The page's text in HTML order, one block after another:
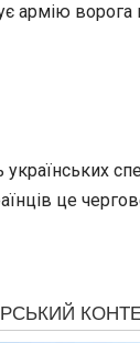
армію
це